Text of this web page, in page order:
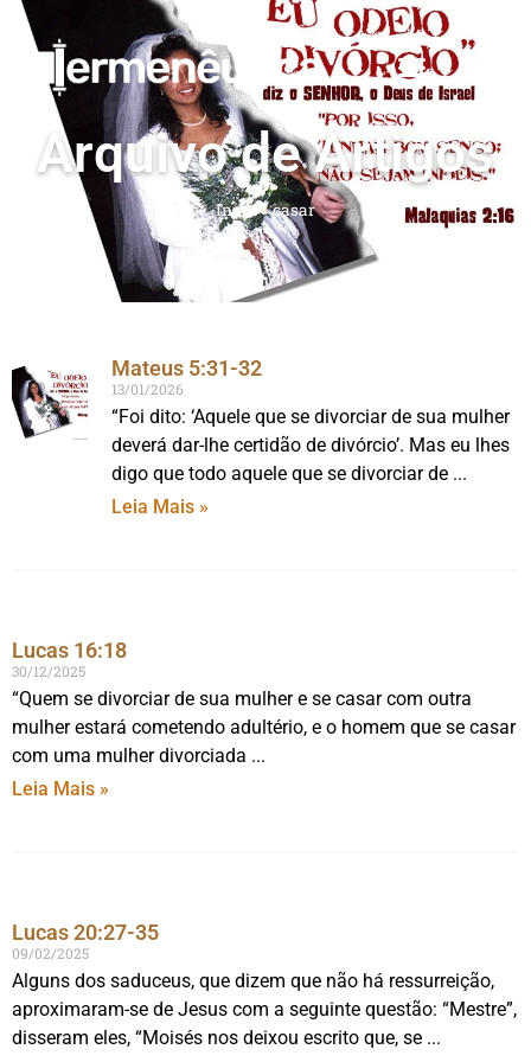
Arquivo de Artigos
Início»casar
Mateus 5:31-32
13/01/2026
“Foi dito: ‘Aquele que se divorciar de sua mulher
deverá dar-lhe certidão de divórcio’. Mas eu lhes
digo que todo aquele que se divorciar de
Leia Mais »
Lucas 16:18
30/12/2025
“Quem se divorciar de sua mulher e se casar com outra
mulher estará cometendo adultério, e o homem que se casar
com uma mulher divorciada
Leia Mais »
Lucas 20:27-35
09/02/2025
Alguns dos saduceus, que dizem que não há ressurreição,
aproximaram-se de Jesus com a seguinte questão: “Mestre”,
disseram eles, “Moisés nos deixou escrito que, se